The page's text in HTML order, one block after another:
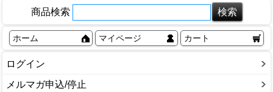
8号サイズ
9号サイズ
12号サイズ
13号サイズ
融雪ホース
雪かき・雪はね
除雪ダンプ
かんじき・スパイク
融雪剤・凍結剤
商品検索
ホーム マイページ カート
ログイン
メルマガ申込/停止